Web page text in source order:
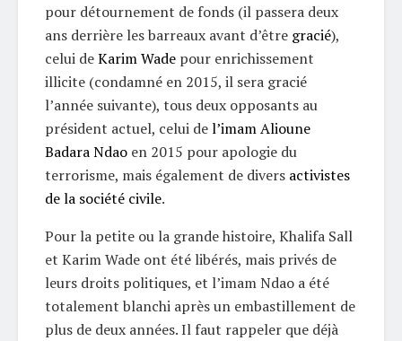
pour détournement de fonds (il passera deux
ans derrière les barreaux avant d’être gracié),
celui deKarim Wade pour enrichissement
illicite (condamné en 2015, il sera gracié
l’année suivante), tous deux opposants au
président actuel, celui del’imam Alioune
Badara Ndao en 2015 pour apologie du
terrorisme, mais également de divers activistes
de la société civile.
Pour la petite ou la grande histoire, Khalifa Sall
et Karim Wade ont été libérés, mais privés de
leurs droits politiques, et l’imam Ndao a été
totalement blanchi après un embastillement de
plus de deux années. Il faut rappeler que déjà